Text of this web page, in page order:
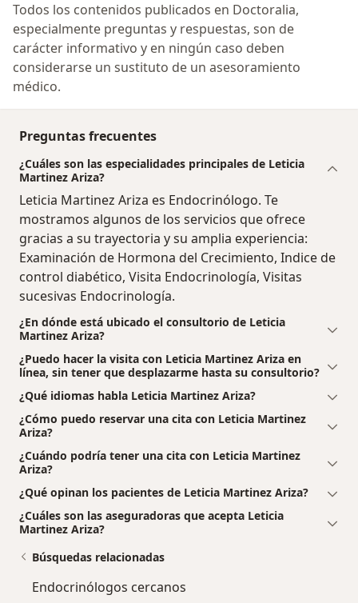
Todos los contenidos publicados en Doctoralia,
especialmente preguntas y respuestas, son de
carácter informativo y en ningún caso deben
considerarse un sustituto de un asesoramiento
médico.
Preguntas frecuentes
¿Cuáles son las especialidades principales de Leticia
Martinez Ariza?
Leticia Martinez Ariza es Endocrinólogo. Te
mostramos algunos de los servicios que ofrece
gracias a su trayectoria y su amplia experiencia:
Examinación de Hormona del Crecimiento, Indice de
control diabético, Visita Endocrinología, Visitas
sucesivas Endocrinología.
¿En dónde está ubicado el consultorio de Leticia
Martinez Ariza?
¿Puedo hacer la visita con Leticia Martinez Ariza en
línea, sin tener que desplazarme hasta su consultorio?
¿Qué idiomas habla Leticia Martinez Ariza?
¿Cómo puedo reservar una cita con Leticia Martinez
Ariza?
¿Cuándo podría tener una cita con Leticia Martinez
Ariza?
¿Qué opinan los pacientes de Leticia Martinez Ariza?
¿Cuáles son las aseguradoras que acepta Leticia
Martinez Ariza?
Búsquedas relacionadas
Endocrinólogos cercanos